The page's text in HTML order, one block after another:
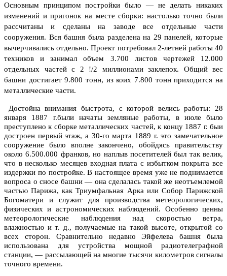
Основным принципом постройки было — не делать никаких
изменений и пригонок на месте сборки: настолько точно были
рассчитаны и сделаны на заводе все отдельные части
сооружения. Вся башня была разделена на 29 панелей, которые
вычерчивались отдельно. Проект потребовал 2-летней работы 40
техников и занимал объем 3.700 листов чертежей 12.000
отдельных частей с 2 !/2 миллионами заклепок. Общий вес
башни достигает 9.800 тонн, из коих 7.800 тонн приходится на
металлические части.
Достойна внимания быстрота, с которой велись работы: 28
января 1887 г.были начаты земляные работы, в июле было
преступлено к сборке металлических частей, к концу 1887 г. быи
достроен первый этаж, а 30-го марта 1889 г. это замечательное
сооружение было вполне закончено, обойдясь правительству
около 6.500.000 франков, но наплыв посетителей был так велик,
что в несколько месяцев входная плата с избытком покрыта все
издержки по постройке. В настоящее время уже не поднимается
вопроса о сносе башни — она сделалась такой же неотъемлемой
частью Парижа, как Триумфальная Арка или Собор Парижской
Богоматери и служит для производства метеорологических,
физических и астрономических наблюдений. Особенно ценны
метеорологические наблюдения над скоростью ветра,
влажностью и т. д., получаемые на такой высоте, открытой со
всех сторон. Сравнительно недавно Эйфелева башня была
использована для устройства мощной радиотелеграфной
станции, — рассылающей на многие тысячи километров сигналы
точного времени.